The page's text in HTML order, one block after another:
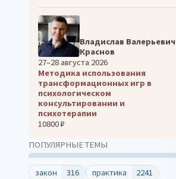
Владислав Валерьевич
Краснов
27–28 августа 2026
Методика использования
трансформационных игр в
психологическом
консультировании и
психотерапии
10800 ₽
ПОПУЛЯРНЫЕ ТЕМЫ
закон 316 практика
2241